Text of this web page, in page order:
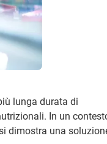
lunga durata di
In un
dimostra una